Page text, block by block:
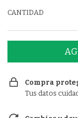
CANTIDAD
Compra
Tus datos